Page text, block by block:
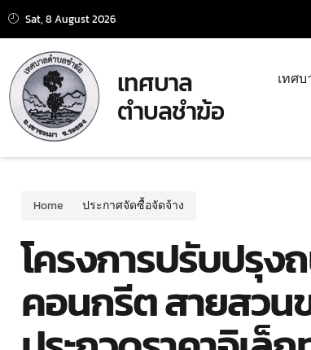
Sat, 8 August 2026
เทศบาล
ตำบลชำฆ้อ
เทศ
Home ประกาศจัดซื้อจัดจ้าง
โครงการปรับปรุ
คอนกรีต สายสวน